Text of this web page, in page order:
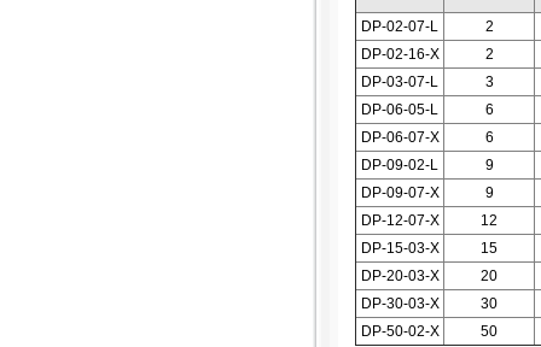
DP-02-07-L
2
DP-02-16-X
2
DP-03-07-L
3
DP-06-05-L
6
DP-06-07-X
6
DP-09-02-L
9
DP-09-07-X
9
DP-12-07-X
12
DP-15-03-X
15
DP-20-03-X
20
DP-30-03-X
30
DP-50-02-X
50